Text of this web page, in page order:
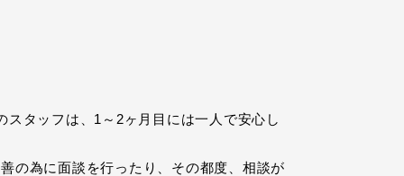
タッフは、1～2ヶ月目には一人で安心し
の為に面談を行ったり、その都度、相談が